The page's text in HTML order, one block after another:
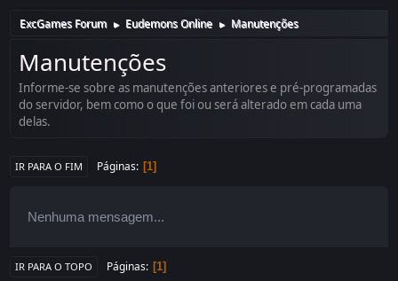
ExcGames Forum ► Eudemons Online ► Manutenções
Manutenções
Informe-se sobre as manutenções anteriores e pré-programadas
do servidor, bem como o que foi ou será alterado em cada uma
delas.
IR PARA O FIM Páginas 1
Nenhuma mensagem...
IR PARA O TOPO Páginas 1